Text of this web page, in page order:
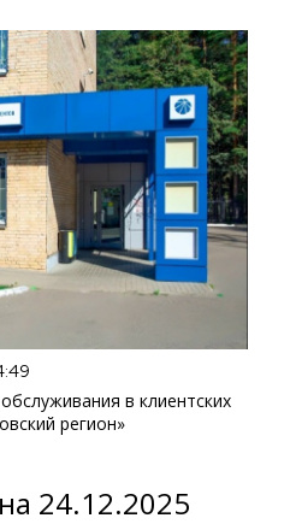
в клиентских
регион»
24.12.2025